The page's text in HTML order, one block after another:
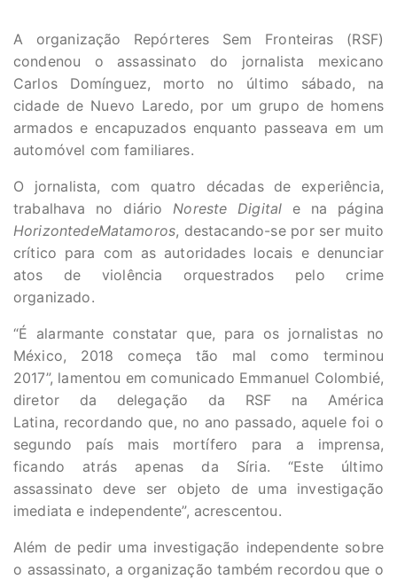
A organização Repórteres Sem Fronteiras (RSF)
condenou o assassinato do jornalista mexicano
Carlos Domínguez, morto no último sábado, na
cidade de Nuevo Laredo, por um grupo de homens
armados e encapuzados enquanto passeava em um
automóvel com familiares.
O jornalista, com quatro décadas de experiência,
trabalhava no diárioNoreste Digital e na página
HorizontedeMatamoros, destacando-se por ser muito
crítico para com as autoridades locais e denunciar
atos de violência orquestrados pelo crime
organizado.
“É alarmante constatar que, para os jornalistas no
México, 2018 começa tão mal como terminou
2017”, lamentou em comunicado Emmanuel Colombié,
diretor da delegação da RSF na América
Latina, recordando que, no ano passado, aquele foi o
segundo país mais mortífero para a imprensa,
ficando atrás apenas da Síria. “Este último
assassinato deve ser objeto de uma investigação
imediata e independente”, acrescentou.
Além de pedir uma investigação independente sobre
o assassinato, a organização também recordou que o